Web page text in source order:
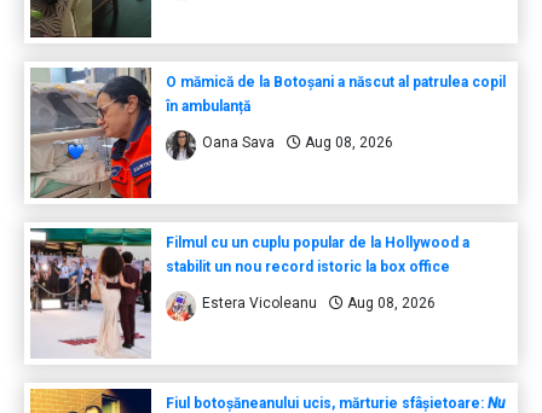
O mămică de la Botoșani a născut al patrulea copil
în ambulanță
Oana Sava Aug 08, 2026
Filmul cu un cuplu popular de la Hollywood a
stabilit un nou record istoric la box office
Estera Vicoleanu Aug 08, 2026
Fiul botoșăneanului ucis, mărturie sfâșietoare: Nu